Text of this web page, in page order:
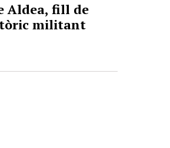
Aldea, fill de
militant